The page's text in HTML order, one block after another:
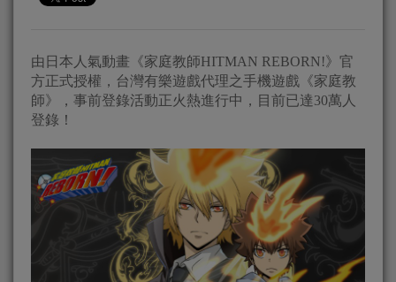
由日本人氣動畫《家庭教師HITMAN REBORN!》官
方正式授權，台灣有樂遊戲代理之手機遊戲《家庭教
師》，事前登錄活動正火熱進行中，目前已達30萬人
登錄！